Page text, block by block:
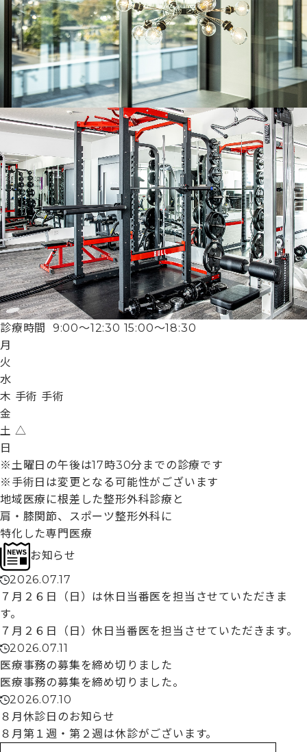
診療時間 9:00〜12:30 15:00〜18:30
月
火
水
木 手術 手術
金
土 △
日
※土曜日の午後は17時30分までの診療です
※手術日は変更となる可能性がございます
地域医療に根差した整形外科診療 と
肩・膝関節、スポーツ整形外科に
特化した専門医療
お知らせ
2026.07.17
７月２６日（日）は休日当番医を担当させていただきま
す。
７月２６日（日）休日当番医を担当させていただきます。
2026.07.11
医療事務の募集を締め切りました
医療事務の募集を締め切りました。
2026.07.10
８月休診日のお知らせ
８月第１週・第２週は休診がございます。